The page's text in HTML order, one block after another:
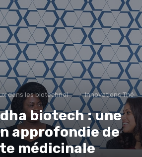
dans les biotechnologies Innovations
biotech : une
approfondie de
médicinale